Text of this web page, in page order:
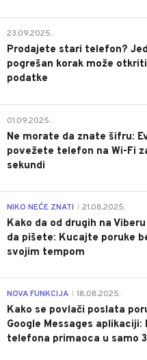
23.09.2025.
Prodajete stari telefon?
pogrešan korak može
podatke
01.09.2025.
Ne morate da znate šifru:
povežete telefon na Wi-Fi
sekundi
NIKO NEĆE ZNATI 21.08.2025.
Kako da od drugih na
da pišete: Kucajte poruke
svojim tempom
NOVA FUNKCIJA 18.08.2025.
Kako se povlači poslata
Google Messages aplikaciji:
telefona primaoca u samo